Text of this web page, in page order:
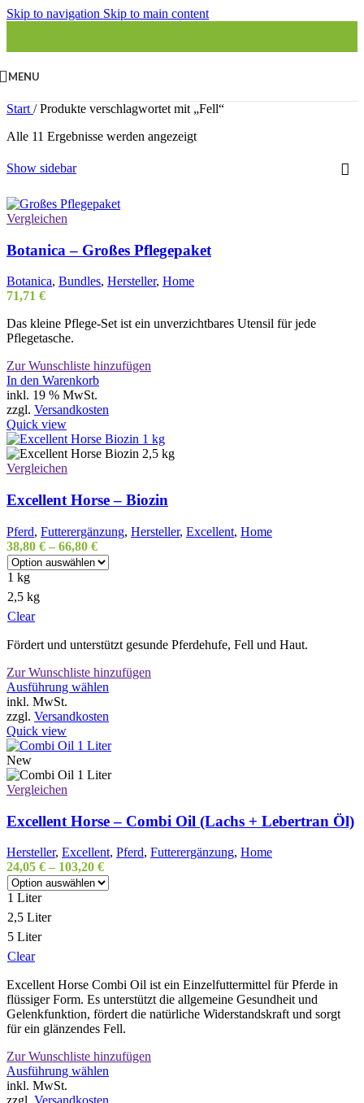
Skip to navigation Skip to main content
MENU
Start / Produkte verschlagwortet mit „Fell“
Alle 11 Ergebnisse werden angezeigt
Show sidebar
Vergleichen
Botanica – Großes Pflegepaket
Botanica, Bundles, Hersteller, Home
71,71 €
Das kleine Pflege-Set ist ein unverzichtbares Utensil für jede
Pflegetasche.
Zur Wunschliste hinzufügen
In den Warenkorb
inkl. 19 % MwSt.
zzgl. Versandkosten
Quick view
Vergleichen
Excellent Horse – Biozin
Pferd, Futterergänzung, Hersteller, Excellent, Home
38,80 € – 66,80 €
1 kg
2,5 kg
Clear
Fördert und unterstützt gesunde Pferdehufe, Fell und Haut.
Zur Wunschliste hinzufügen
Ausführung wählen
Varianten
Die
auf
der
Produktseite
gewählt
werden
inkl. MwSt.
zzgl. Versandkosten
Quick view
New
Vergleichen
Excellent Horse – Combi Oil (Lachs + Lebertran Öl)
Hersteller, Excellent, Pferd, Futterergänzung, Home
24,05 € – 103,20 €
1 Liter
2,5 Liter
5 Liter
Clear
Excellent Horse Combi Oil ist ein Einzelfuttermittel für Pferde in
flüssiger Form. Es unterstützt die allgemeine Gesundheit und
Gelenkfunktion, fördert die natürliche Widerstandskraft und sorgt
für ein glänzendes Fell.
Zur Wunschliste hinzufügen
Ausführung wählen
inkl. MwSt.